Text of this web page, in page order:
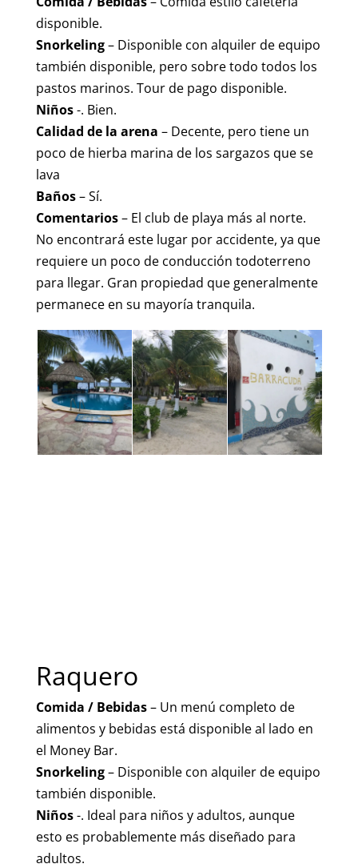
disponible.
Snorkeling– Disponible con alquiler de equipo
también disponible, pero sobre todo todos los
pastos marinos. Tour de pago disponible.
Niños-. Bien.
Calidad de la arena – Decente, pero tiene un
poco de hierba marina de los sargazos que se
lava
Baños– Sí.
Comentarios– El club de playa más al norte.
No encontrará este lugar por accidente, ya que
requiere un poco de conducción todoterreno
para llegar. Gran propiedad que generalmente
permanece en su mayoría tranquila.
Raquero
Comida / Bebidas– Un menú completo de
alimentos y bebidas está disponible al lado en
el Money Bar.
Snorkeling– Disponible con alquiler de equipo
también disponible.
Niños-. Ideal para niños y adultos, aunque
esto es probablemente más diseñado para
adultos.